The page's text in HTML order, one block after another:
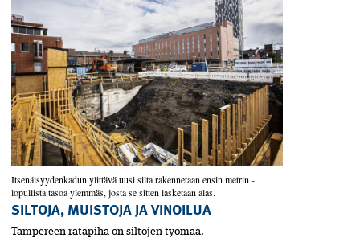
Itsenäisyydenkadun ylittävä uusi silta rakennetaan ensin metrin ­
lopullista tasoa ylemmäs, josta se sitten lasketaan alas.
SILTOJA, MUISTOJA JA VINOILUA
Tampereen ratapiha on siltojen työmaa.